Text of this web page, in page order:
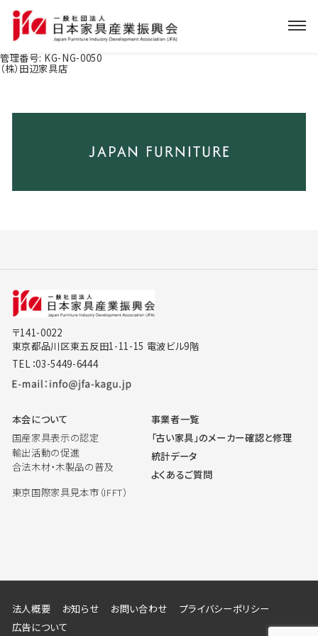
管理番号: KG-NG-0050
（株）田辺家具店
〒141-0022
東京都品川区東五反田1-11-15 電波ビル9階
TEL：03-5449-6444
本会について
国産家具表示の認定
輸出活動の促進
合法木材・木製品の普及
東京国際家具見本市（IFFT）
事業者一覧
「古い家具」のメーカー確認と修理
統計データ
よくあるご質問
法人概要 お知らせ お問い合わせ
プライバシーポリシー
広告について